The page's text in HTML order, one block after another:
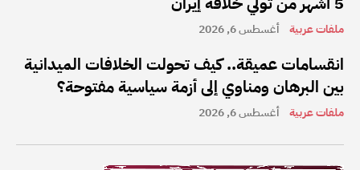
ملفات عربية أغسطس 6, 2026
انقسامات عميقة.. كيف تحولت الخلافات الميدانية
بين البرهان ومناوي إلى أزمة سياسية مفتوحة؟
ملفات عربية أغسطس 6, 2026